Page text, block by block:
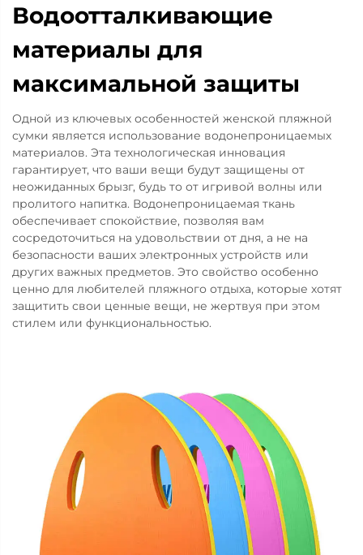
Водоотталкивающие
материалы для
максимальной защиты
Одной из ключевых особенностей женской пляжной
сумки является использование водонепроницаемых
материалов. Эта технологическая инновация
гарантирует, что ваши вещи будут защищены от
неожиданных брызг, будь то от игривой волны или
пролитого напитка. Водонепроницаемая ткань
обеспечивает спокойствие, позволяя вам
сосредоточиться на удовольствии от дня, а не на
безопасности ваших электронных устройств или
других важных предметов. Это свойство особенно
ценно для любителей пляжного отдыха, которые хотят
защитить свои ценные вещи, не жертвуя при этом
стилем или функциональностью.